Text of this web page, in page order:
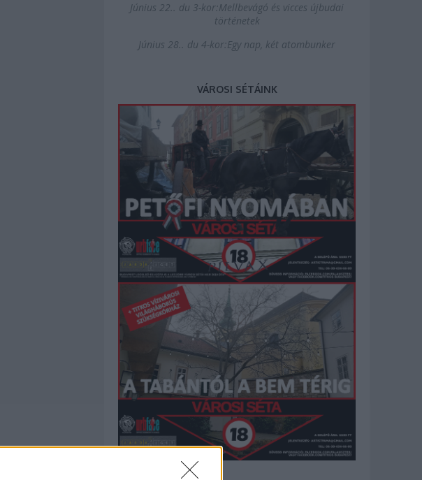
Június 22.. du 3-kor:Mellbevágó és vicces újbudai
történetek
Június 28.. du 4-kor:Egy nap, két atombunker
VÁROSI SÉTÁINK